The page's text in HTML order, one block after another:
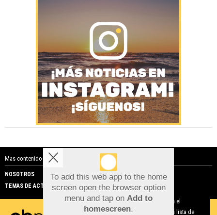
Mas contenido de Costa Blanca Noticias:
NOSOTROS
PUBLICIDAD
TEMAS DE ACTUALIDAD
To add this web app to the home
screen open the browser option
menu and tap on Add to
homescreen.
Aviso sobre el Uso de cookies:
Utilizamos cookies nuestras y de terceros para el
funcionamiento del digital. Puedes consultar la lista de